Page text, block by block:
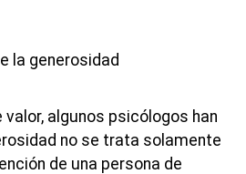
algunos psicólogos han
no se trata solamente
de una persona de